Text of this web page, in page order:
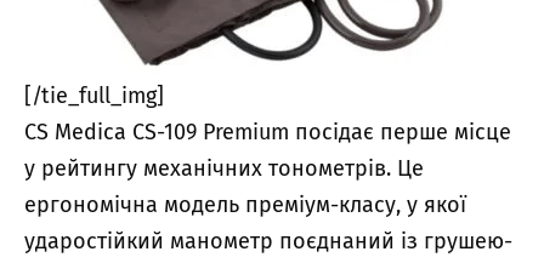
[/tie_full_img]
CS Medica CS-109 Premium посідає перше місце
у рейтингу механічних тонометрів. Це
ергономічна модель преміум-класу, у якої
ударостійкий манометр поєднаний із грушею-